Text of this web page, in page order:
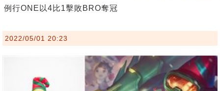
例行ONE以4比1擊敗BRO奪冠
2022/05/01 20:23